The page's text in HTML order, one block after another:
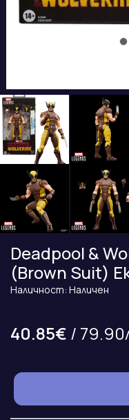
Deadpool &
(Brown Suit)
Наличност: Наличен
40.85€ /